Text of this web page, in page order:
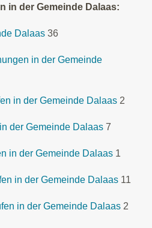
in der Gemeinde Dalaas:
Dalaas 36
in der Gemeinde
in der Gemeinde Dalaas 2
der Gemeinde Dalaas 7
in der Gemeinde Dalaas 1
in der Gemeinde Dalaas 11
in der Gemeinde Dalaas 2